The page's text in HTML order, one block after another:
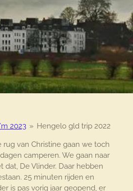
2023 » Hengelo gld trip 2022
rug van Christine gaan we toch
camperen. We gaan naar
dat, De Vlinder. Daar hebben
25 minuten rijden en
is pas vorig jaar geopend, er